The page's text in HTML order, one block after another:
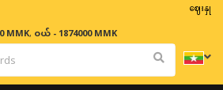
ဈေးနှုန်းမျ
MMK, ဝယ် - 1874000 MMK